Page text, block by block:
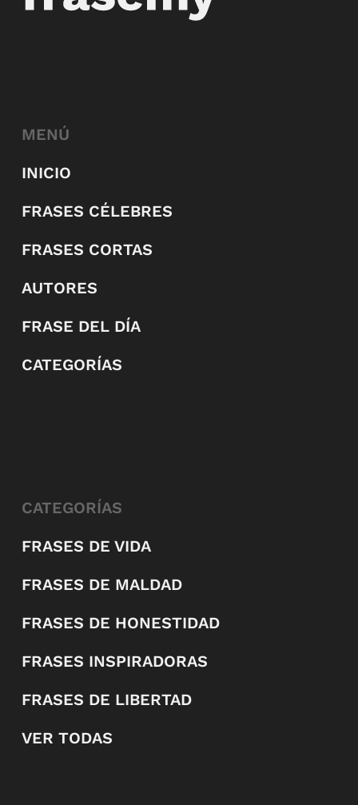
MENÚ
INICIO
FRASES CÉLEBRES
FRASES CORTAS
AUTORES
FRASE DEL DÍA
CATEGORÍAS
CATEGORÍAS
FRASES DE VIDA
FRASES DE MALDAD
FRASES DE HONESTIDAD
FRASES INSPIRADORAS
FRASES DE LIBERTAD
VER TODAS